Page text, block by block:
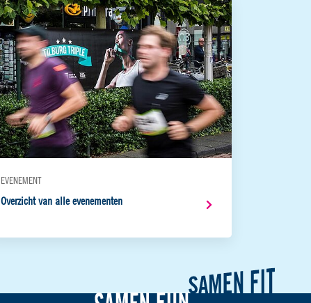
EVENEMENT
Overzicht van alle evenementen